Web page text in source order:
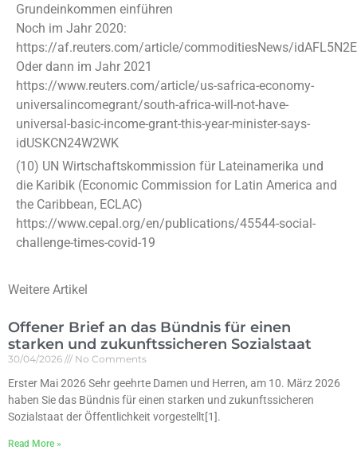
Grundeinkommen einführen
Noch im Jahr 2020:
https://af.reuters.com/article/commoditiesNews/
Oder dann im Jahr 2021
https://www.reuters.com/article/us-safrica-economy-
universalincomegrant/south-africa-will-not-have-
universal-basic-income-grant-this-year-minister-says-
idUSKCN24W2WK
(10) UN Wirtschaftskommission für Lateinamerika und
die Karibik (Economic Commission for Latin America and
the Caribbean, ECLAC)
https://www.cepal.org/en/publications/45544-social-
challenge-times-covid-19
Weitere Artikel
Offener Brief an das Bündnis für einen
starken und zukunftssicheren Sozialstaat
30/04/2026 No Comments
Erster Mai 2026 Sehr geehrte Damen und Herren, am 10. März 2026
haben Sie das Bündnis für einen starken und zukunftssicheren
Sozialstaat der Öffentlichkeit vorgestellt[1].
Read More »